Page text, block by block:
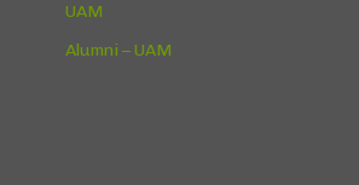
UAM
Alumni – UAM